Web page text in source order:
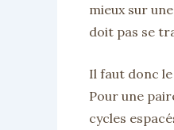
mieux sur
doit pas se
Il faut donc
Pour une
cycles